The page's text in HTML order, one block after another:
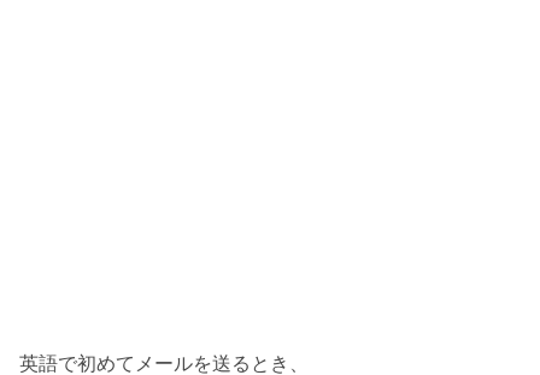
英語で初めてメールを送るとき、